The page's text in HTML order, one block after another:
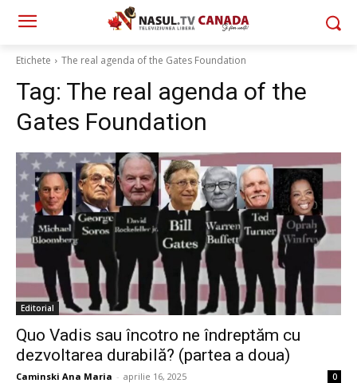
Etichete The real agenda of the Gates Foundation
Tag: The real agenda of the
Gates Foundation
Editorial
Quo Vadis sau încotro ne îndreptăm cu
dezvoltarea durabilă? (partea a doua)
Caminski Ana Maria - aprilie 16, 2025 0